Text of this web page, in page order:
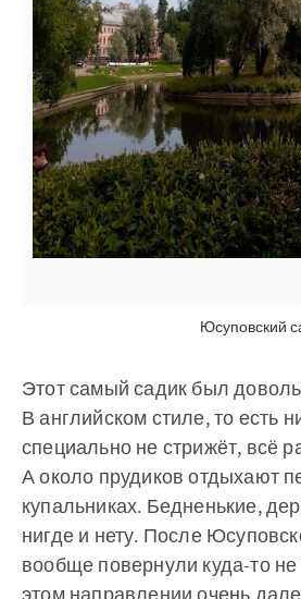
Юсуповский
Этот самый садик был
В английском стиле, то есть
специально не стрижёт, всё
А около прудиков отдыхают
купальниках. Бедненькие,
нигде и нету. После
вообще повернули куда-то не